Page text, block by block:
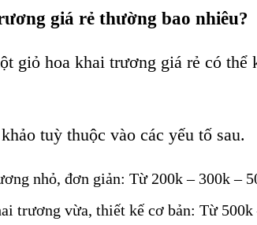
giá rẻ thường bao nhiêu?
giỏ hoa khai trương giá rẻ có thể
tuỳ thuộc vào các yếu tố sau.
nhỏ, đơn giản: Từ 200k – 300k –
trương vừa, thiết kế cơ bản: Từ 500k